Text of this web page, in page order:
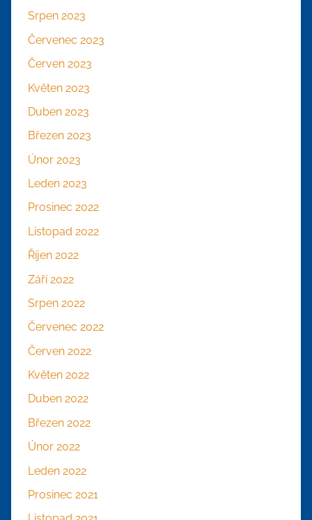
Srpen 2023
Červenec 2023
Červen 2023
Květen 2023
Duben 2023
Březen 2023
Únor 2023
Leden 2023
Prosinec 2022
Listopad 2022
Říjen 2022
Září 2022
Srpen 2022
Červenec 2022
Červen 2022
Květen 2022
Duben 2022
Březen 2022
Únor 2022
Leden 2022
Prosinec 2021